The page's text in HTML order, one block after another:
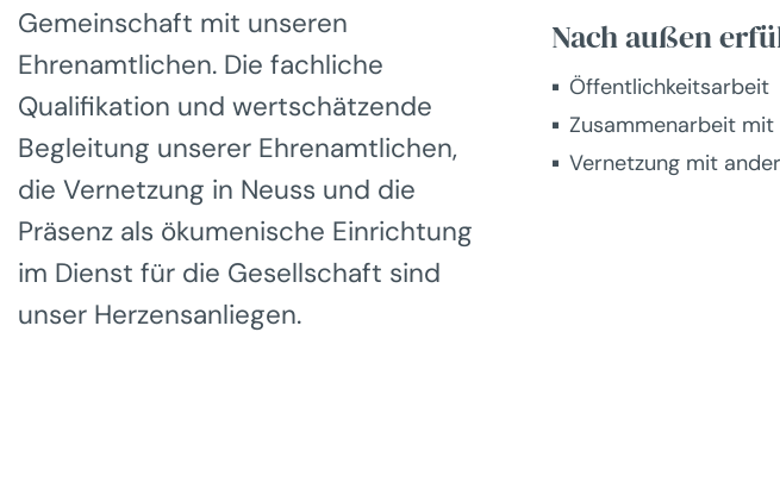
Gemeinschaft mit unseren
Ehrenamtlichen. Die fachliche
Qualifikation und wertschätzende
Begleitung unserer Ehrenamtlichen,
die Vernetzung in Neuss und die
Präsenz als ökumenische Einrichtung
im Dienst für die Gesellschaft sind
unser Herzensanliegen.
Nach außen
Öffentlichkeitsarbeit
Zusammenarbeit
Vernetzung mit